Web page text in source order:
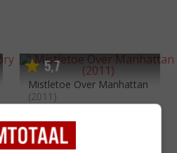
5,7
Mistletoe Over Manhattan
(2011)